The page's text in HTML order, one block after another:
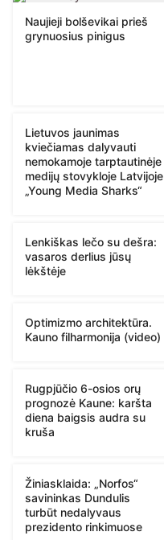
Naujieji bolševikai prieš
grynuosius pinigus
Lietuvos jaunimas
kviečiamas dalyvauti
nemokamoje tarptautinėje
medijų stovykloje Latvijoje
„Young Media Sharks“
Lenkiškas lečo su dešra:
vasaros derlius jūsų
lėkštėje
Optimizmo architektūra.
Kauno filharmonija (video)
Rugpjūčio 6-osios orų
prognozė Kaune: karšta
diena baigsis audra su
kruša
Žiniasklaida: „Norfos“
savininkas Dundulis
turbūt nedalyvaus
prezidento rinkimuose